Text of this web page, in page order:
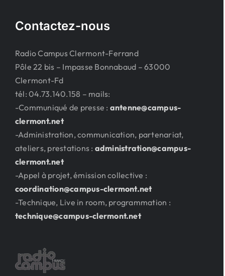
Contactez-nous
Radio Campus Clermont-Ferrand
Pôle 22 bis – Impasse Bonnabaud – 63000
Clermont-Fd
tél: 04.73.140.158 – mails:
-Communiqué de presse : antenne@campus-
clermont.net
-Administration, communication, partenariat,
ateliers, prestations : administration@campus-
clermont.net
-Appel à projet, émission collective :
coordination@campus-clermont.net
-Technique, Live in room, programmation :
technique@campus-clermont.net